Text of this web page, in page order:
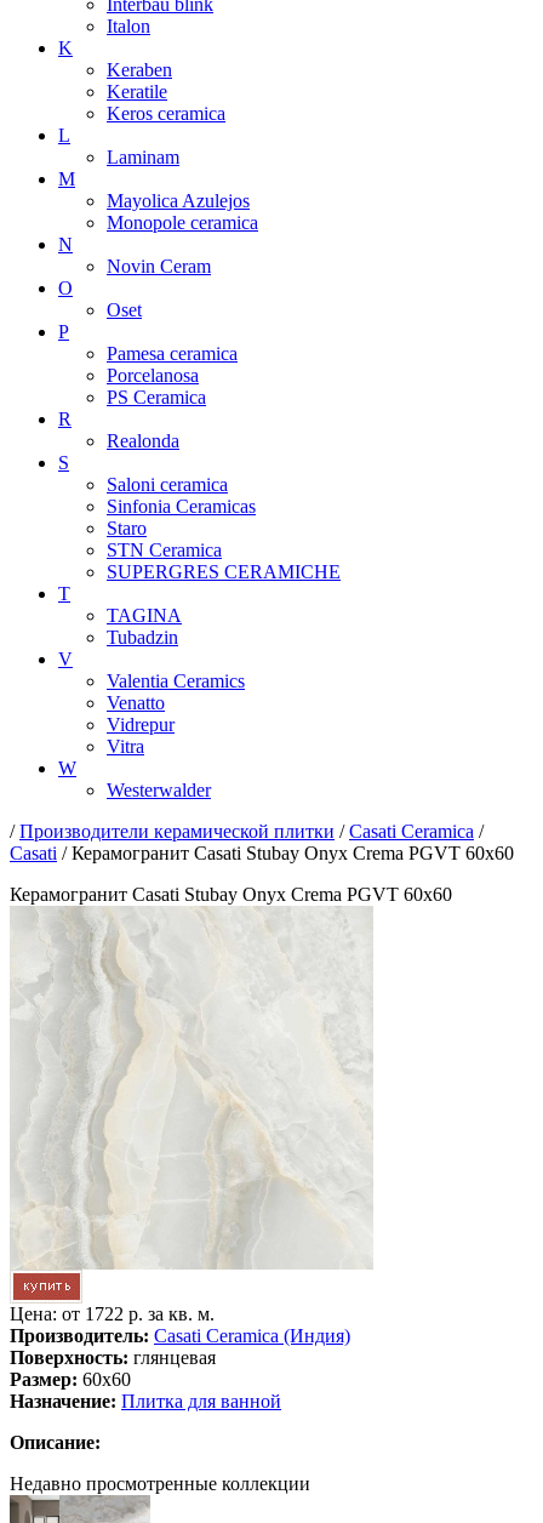
Interbau blink
Italon
K
Keraben
Keratile
Keros ceramica
L
Laminam
M
Mayolica Azulejos
Monopole ceramica
N
Novin Ceram
O
Oset
P
Pamesa ceramica
Porcelanosa
PS Ceramica
R
Realonda
S
Saloni ceramica
Sinfonia Ceramicas
Staro
STN Ceramica
SUPERGRES CERAMICHE
T
TAGINA
Tubadzin
V
Valentia Ceramics
Venatto
Vidrepur
Vitra
W
Westerwalder
/Производители керамической плитки /Casati Ceramica /
Casati / Керамогранит Casati Stubay Onyx Crema PGVT 60x60
Керамогранит Casati Stubay Onyx Crema PGVT 60x60
Цена: от 1722 р. за кв. м.
Производитель: Casati Ceramica (Индия)
Поверхность: глянцевая
Размер: 60x60
Назначение: Плитка для ванной
Описание:
Недавно просмотренные коллекции